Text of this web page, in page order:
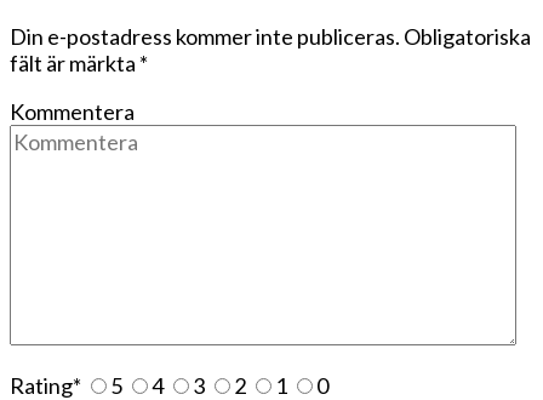
Din e-postadress kommer inte publiceras. Obligatoriska
fält är märkta *
Kommentera
Rating* 5 4 3 2 1
0